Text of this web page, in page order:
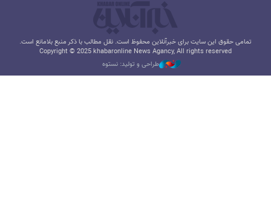
تمامی حقوق این سایت برای خبرآنلاین محفوظ است. نقل مطالب با ذکر منبع بلامانع است.
Copyright © 2025 khabaronline News Agancy, All rights reserved
طراحی و تولید: نستوه